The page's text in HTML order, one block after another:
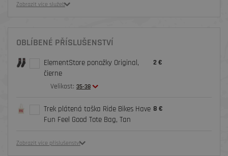
Zobrazit více služeb
OBLÍBENÉ PŘÍSLUŠENSTVÍ
ElementStore ponožky Original,
čierne
Velikost: 35-38
2 €
Trek plátená taška Ride Bikes Have
Fun Feel Good Tote Bag, Tan
8 €
Zobrazit více příslušenství